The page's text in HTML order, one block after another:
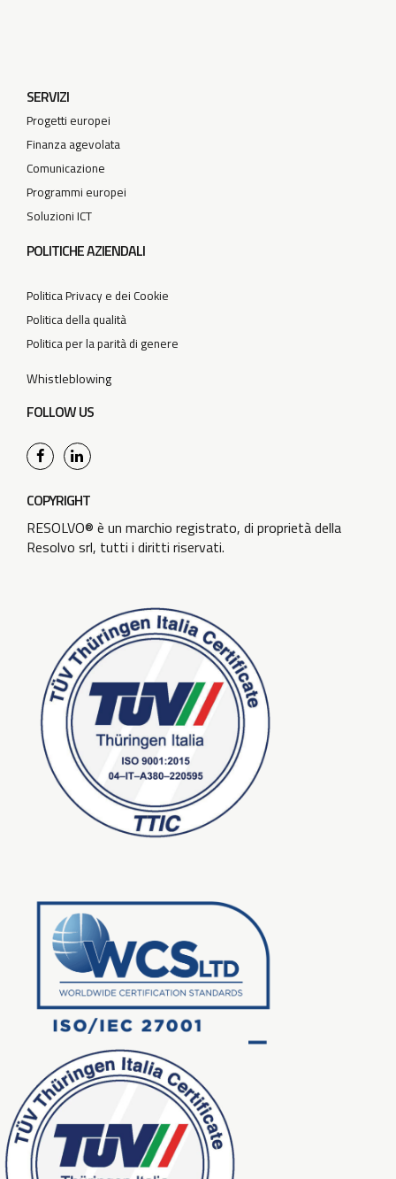
SERVIZI
Progetti europei
Finanza agevolata
Comunicazione
Programmi europei
Soluzioni ICT
POLITICHE AZIENDALI
Politica Privacy e dei Cookie
Politica della qualità
Politica per la parità di genere
Whistleblowing
FOLLOW US
COPYRIGHT
RESOLVO® è un marchio registrato, di proprietà della
Resolvo srl, tutti i diritti riservati.